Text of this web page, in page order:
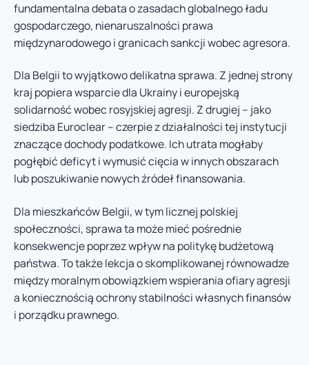
fundamentalna debata o zasadach globalnego ładu
gospodarczego, nienaruszalności prawa
międzynarodowego i granicach sankcji wobec agresora.
Dla Belgii to wyjątkowo delikatna sprawa. Z jednej strony
kraj popiera wsparcie dla Ukrainy i europejską
solidarność wobec rosyjskiej agresji. Z drugiej – jako
siedziba Euroclear – czerpie z działalności tej instytucji
znaczące dochody podatkowe. Ich utrata mogłaby
pogłębić deficyt i wymusić cięcia w innych obszarach
lub poszukiwanie nowych źródeł finansowania.
Dla mieszkańców Belgii, w tym licznej polskiej
społeczności, sprawa ta może mieć pośrednie
konsekwencje poprzez wpływ na politykę budżetową
państwa. To także lekcja o skomplikowanej równowadze
między moralnym obowiązkiem wspierania ofiary agresji
a koniecznością ochrony stabilności własnych finansów
i porządku prawnego.